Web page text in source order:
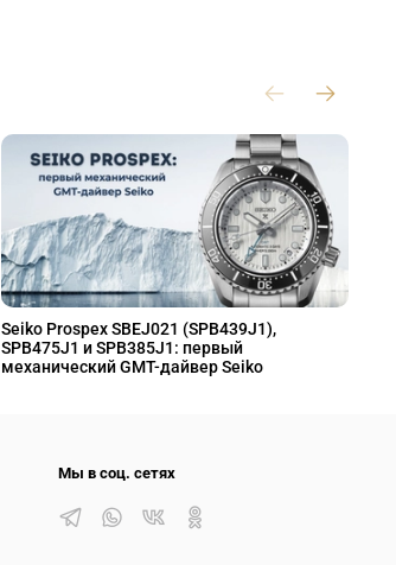
Seiko Prospex SBEJ021 (SPB439J1),
SPB475J1 и SPB385J1: первый
механический GMT-дайвер Seiko
Мы в соц. сетях